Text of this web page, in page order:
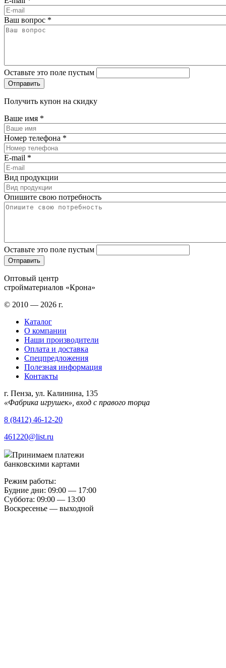
Ваш вопрос *
Оставьте это поле пустым
Получить купон на скидку
Ваше имя *
Номер телефона *
E-mail *
Вид продукции
Опишите свою потребность
Оставьте это поле пустым
Оптовый центр
стройматериалов «Крона»
© 2010 — 2026 г.
Каталог
О компании
Наши производители
Оплата и доставка
Спецпредложения
Полезная информация
Контакты
г. Пенза, ул. Калинина, 135
«Фабрика игрушек», вход с правого торца
8 (8412) 46-12-20
461220@list.ru
Принимаем платежи
банковскими картами
Режим работы:
Будние дни: 09:00 — 17:00
Суббота: 09:00 — 13:00
Воскресенье — выходной